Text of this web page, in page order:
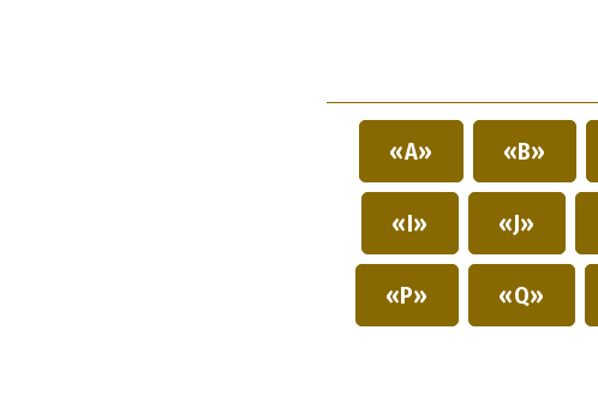
«A» «B»
«I» «J»
«P» «Q»